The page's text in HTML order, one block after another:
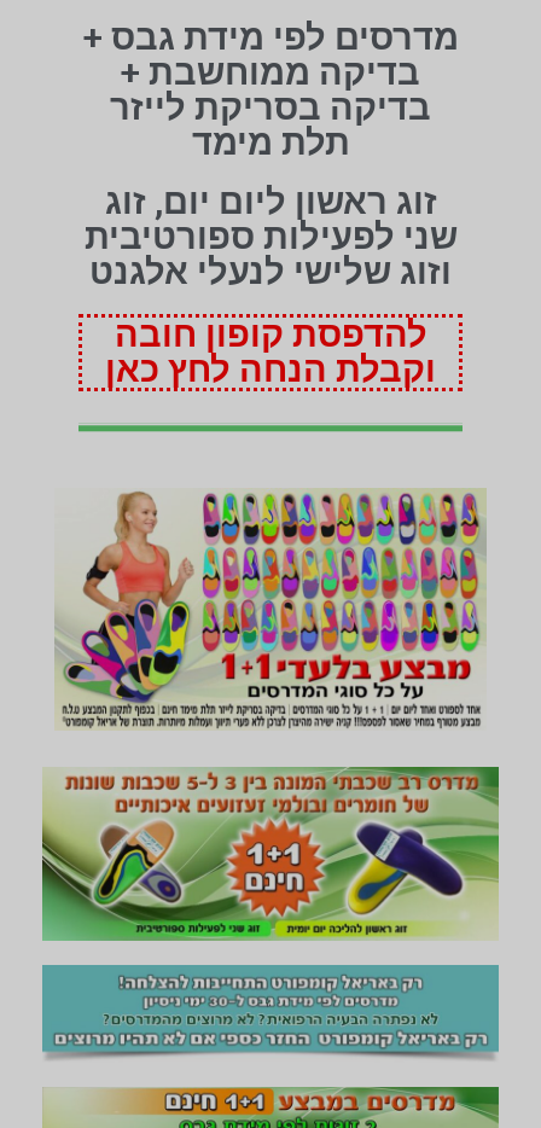
מדרסים לפי מידת גבס +
בדיקה ממוחשבת +
בדיקה בסריקת לייזר
תלת מימד
זוג ראשון ליום יום, זוג
שני לפעילות ספורטיבית
וזוג שלישי לנעלי אלגנט
להדפסת קופון חובה
וקבלת הנחה לחץ כאן